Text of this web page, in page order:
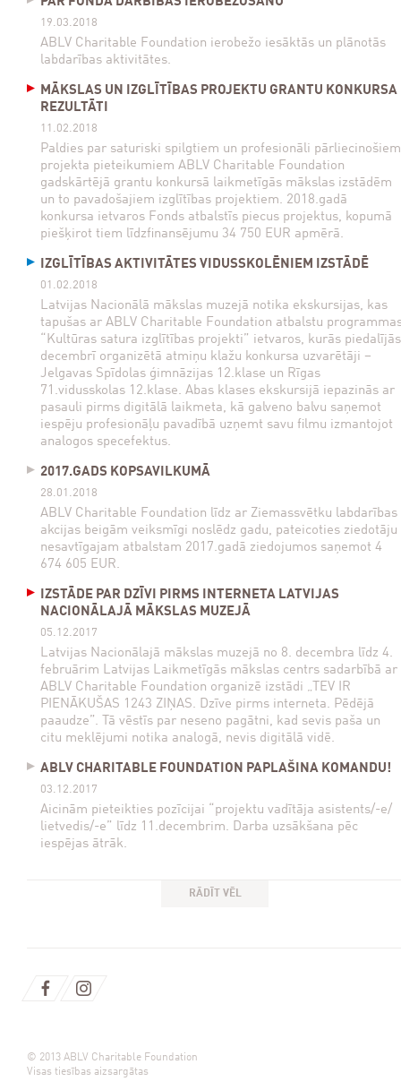
19.03.2018
ABLV Charitable Foundation ierobežo iesāktās un plānotās
labdarības aktivitātes.
MĀKSLAS UN IZGLĪTĪBAS PROJEKTU GRANTU KONKURSA
REZULTĀTI
11.02.2018
Paldies par saturiski spilgtiem un profesionāli pārliecinošiem
projekta pieteikumiem ABLV Charitable Foundation
gadskārtējā grantu konkursā laikmetīgās mākslas izstādēm
un to pavadošajiem izglītības projektiem. 2018.gadā
konkursa ietvaros Fonds atbalstīs piecus projektus, kopumā
piešķirot tiem līdzfinansējumu 34 750 EUR apmērā.
IZGLĪTĪBAS AKTIVITĀTES VIDUSSKOLĒNIEM IZSTĀDĒ
01.02.2018
Latvijas Nacionālā mākslas muzejā notika ekskursijas, kas
tapušas ar ABLV Charitable Foundation atbalstu
“Kultūras satura izglītības projekti” ietvaros, kurās piedalījās
decembrī organizētā atmiņu klažu konkursa uzvarētāji –
Jelgavas Spīdolas ģimnāzijas 12.klase un Rīgas
71.vidusskolas 12.klase. Abas klases ekskursijā iepazinās ar
pasauli pirms digitālā laikmeta, kā galveno balvu saņemot
iespēju profesionāļu pavadībā uzņemt savu filmu izmantojot
analogos specefektus.
2017.GADS KOPSAVILKUMĀ
28.01.2018
ABLV Charitable Foundation līdz ar Ziemassvētku labdarības
akcijas beigām veiksmīgi noslēdz gadu, pateicoties ziedotāju
nesavtīgajam atbalstam 2017.gadā ziedojumos saņemot 4
674 605 EUR.
IZSTĀDE PAR DZĪVI PIRMS INTERNETA LATVIJAS
NACIONĀLAJĀ MĀKSLAS MUZEJĀ
05.12.2017
Latvijas Nacionālajā mākslas muzejā no 8. decembra līdz 4.
februārim Latvijas Laikmetīgās mākslas centrs sadarbībā ar
ABLV Charitable Foundation organizē izstādi „TEV IR
PIENĀKUŠAS 1243 ZIŅAS. Dzīve pirms interneta. Pēdējā
paaudze”. Tā vēstīs par neseno pagātni, kad sevis paša un
citu meklējumi notika analogā, nevis digitālā vidē.
ABLV CHARITABLE FOUNDATION PAPLAŠINA KOMANDU!
03.12.2017
Aicinām pieteikties pozīcijai “projektu vadītāja asistents/-e/
lietvedis/-e” līdz 11.decembrim. Darba uzsākšana pēc
iespējas ātrāk.
RĀDĪT VĒL
© 2013 ABLV Charitable Foundation
Visas tiesības aizsargātas